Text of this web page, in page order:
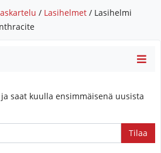
/ Lasihelmet / Lasihelmi
saat kuulla ensimmäisenä uusista